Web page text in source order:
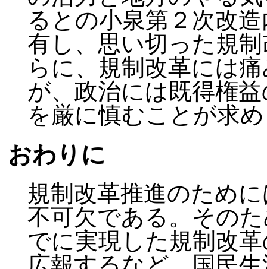
るとの小泉第２次改
有し、思い切った規
らに、規制改革には
が、政治には既得権
を厳に慎むことが求
おわりに
規制改革推進のため
不可欠である。その
でに実現した規制改